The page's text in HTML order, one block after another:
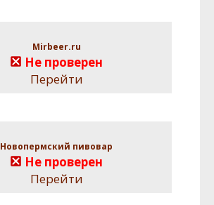
Mirbeer.ru
Не проверен
Перейти
Новопермский пивовар
Не проверен
Перейти